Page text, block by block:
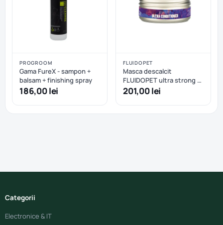
PROGROOM
Gama FureX - sampon +
balsam + finishing spray
186,00 lei
FLUIDOPET
Masca descalcit
FLUIDOPET ultra strong -
200 ml
201,00 lei
Categorii
Electronice & IT